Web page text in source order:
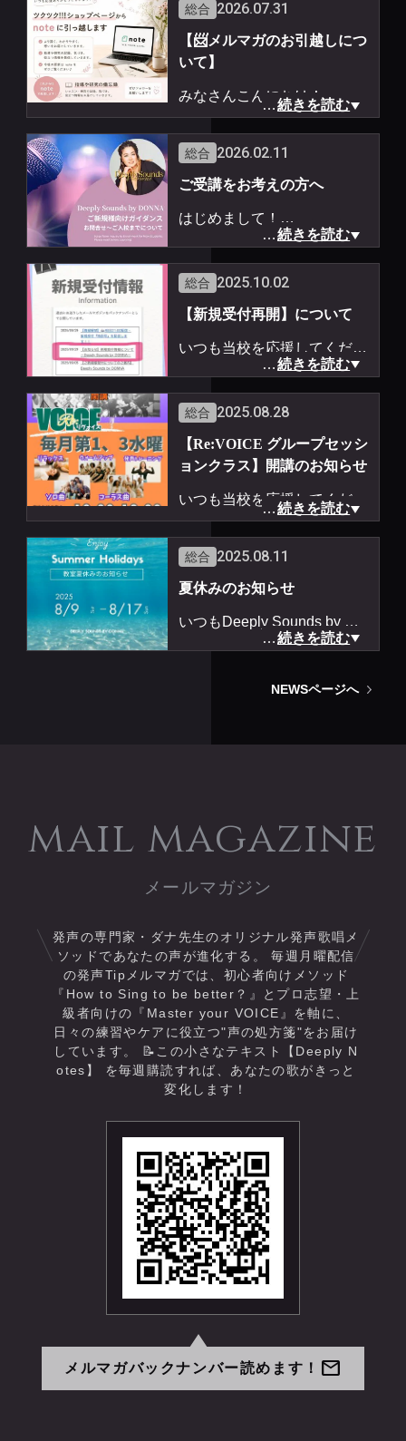
総合 2026.07.31
【📨メルマガのお引越しにつ
いて】
みなさんこんにちは！
発声の専門家 ダナ先生です
🎙️
2025年1月から開始し、
毎週お届けしてきたメルマガ
７月２７日、来週月曜日の配
信をもって、
こちらでの配信を終了するこ
とになりました。
これからは、
発信の場所を「note」へお引
越しします📚
https://note.com/donnasensei
…続きを読む
総合 2026.02.11
ご受講をお考えの方へ
はじめまして！
ご受講をお考えのご新規様へ
【ご新規様受付〜入校までの
流れ】をガイダンスにまとめ
ました。
https://drive.google.com/file/
d/1t6K86ykuIk25aE79_i_2Tn
AS-I34jMwN/view?usp=drive
sdk
まずはこちらをご確認くださ
い。
ご一読いただいた上でお問合
あなたの声と向き合う“はじ
…続きを読む
総合 2025.10.02
【新規受付再開】について
いつも当校を応援してくださ
りありがとうございます♪
10月1日より
＼＼ご新規様受付を再開いた
します／／
詳しくは、10月1日21:00配
信のメルマガをご確認くださ
い。
-----------------------
・受付は定員になり次第終了
し、『ウェイティングリス
ト』にて次回をお待ちいただ
…続きを読む
総合 2025.08.28
【Re:VOICE グループセッシ
ョンクラス】開講のお知らせ
いつも当校を応援してくださ
りありがとうございます♪
9月よりグループセッション
【Re:VOICE】は、本来の歌
声・自分を取り戻し解放す
る。歌って笑って喜んで...ど
開講日：毎月第１・第３水曜
（東京都勝どき駅１分）
りご確認ください♪
…続きを読む
総合 2025.08.11
夏休みのお知らせ
いつもDeeply Sounds by DO
NNAを応援してくださりあ
夏休みをいただきます。
通常より遅れてしまう場合が
ご了承ください。
みなさまも素敵な夏休みをお
過ごしください🌻
…続きを読む
NEWSページへ
mail magazine
発声の専門家・ダナ先生のオリジナル発声歌唱メ
ソッドであなたの声が進化する。 毎週月曜配信
の発声Tipメルマガでは、初心者向けメソッド
『How to Sing to be better？』とプロ志望・上
級者向けの『Master your VOICE』を軸に、
日々の練習やケアに役立つ"声の処方箋"をお届け
しています。 📝この小さなテキスト【Deeply N
otes】 を毎週購読すれば、あなたの歌がきっと
変化します！
メルマガバックナンバー読めます！ mail